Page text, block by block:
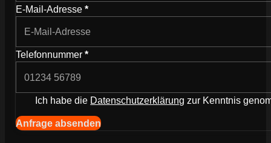
E-Mail-Adresse *
Telefonnummer *
Ich habe die Datenschutzerklärung zur Kenntnis
Navigation (Kopie) (Kopieren) (Kopieren)
Anfrage absenden